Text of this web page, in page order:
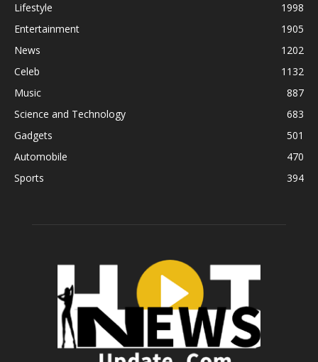
Lifestyle
1998
Entertainment
1905
News
1202
Celeb
1132
Music
887
Science and Technology
683
Gadgets
501
Automobile
470
Sports
394